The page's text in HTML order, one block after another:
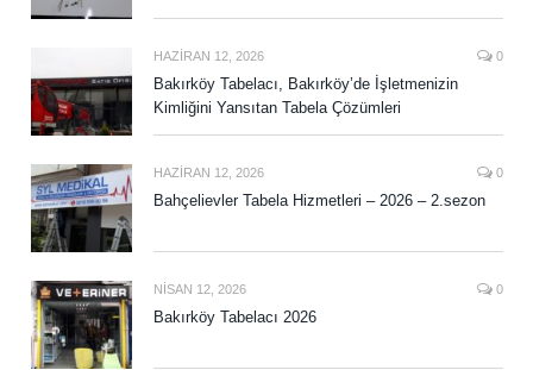
HAZIRAN 12, 2026 0
Bakırköy Tabelacı, Bakırköy’de İşletmenizin
Kimliğini Yansıtan Tabela Çözümleri
HAZIRAN 12, 2026 0
Bahçelievler Tabela Hizmetleri – 2026 – 2.sezon
NISAN 12, 2026 0
Bakırköy Tabelacı 2026